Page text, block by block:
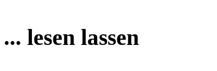
... lesen lassen